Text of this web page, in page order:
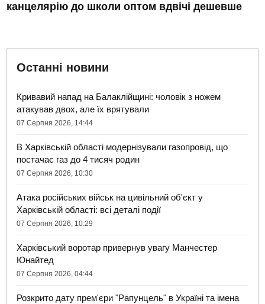
канцелярію до школи оптом вдвічі дешевше
Останні новини
Кривавий напад на Балаклійщині: чоловік з ножем
атакував двох, але їх врятували
07 Серпня 2026, 14:44
В Харківській області модернізували газопровід, що
постачає газ до 4 тисяч родин
07 Серпня 2026, 10:30
Атака російських військ на цивільний об'єкт у
Харківській області: всі деталі події
07 Серпня 2026, 10:29
Харківський воротар привернув увагу Манчестер
Юнайтед
07 Серпня 2026, 04:44
Розкрито дату прем'єри "Рапунцель" в Україні та імена